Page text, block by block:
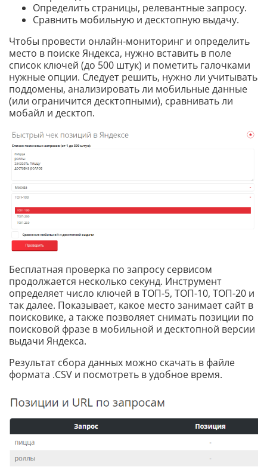
Определить страницы, релевантные запросу.
Сравнить мобильную и десктопную выдачу.
Чтобы провести онлайн-мониторинг и определить
место в поиске Яндекса, нужно вставить в поле
список ключей (до 500 штук) и пометить галочками
нужные опции. Следует решить, нужно ли учитывать
поддомены, анализировать ли мобильные данные
(или ограничится десктопными), сравнивать ли
мобайл и десктоп.
Бесплатная проверка по запросу сервисом
продолжается несколько секунд. Инструмент
определяет число ключей в ТОП-5, ТОП-10, ТОП-20 и
так далее. Показывает, какое место занимает сайт в
поисковике, а также позволяет снимать позиции по
поисковой фразе в мобильной и десктопной версии
выдачи Яндекса.
Результат сбора данных можно скачать в файле
формата .CSV и посмотреть в удобное время.